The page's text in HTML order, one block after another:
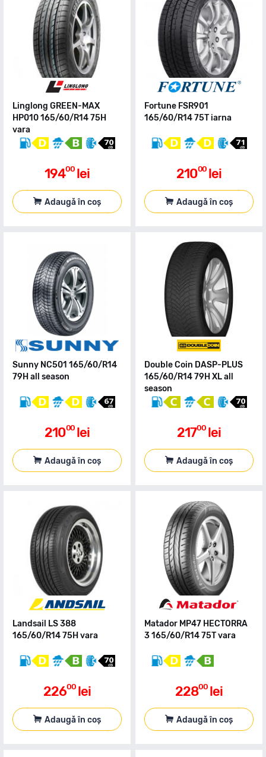
Linglong GREEN-MAX
HP010 165/60/R14 75H
vara
19400 lei
Adaugă în coș
Fortune FSR901
165/60/R14 75T iarna
21000 lei
Adaugă în coș
Sunny NC501 165/60/R14
79H all season
21000 lei
Adaugă în coș
Double Coin DASP-PLUS
165/60/R14 79H XL all
season
21700 lei
Adaugă în coș
Landsail LS 388
165/60/R14 75H vara
22600 lei
Adaugă în coș
Matador MP47 HECTORRA
3 165/60/R14 75T vara
22800 lei
Adaugă în coș